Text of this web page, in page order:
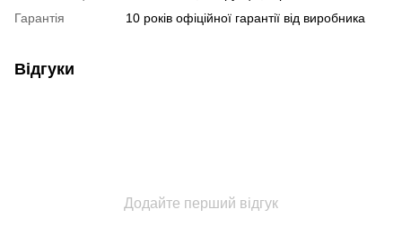
Гарантія
10 років офіційної гарантії від виробника
Відгуки
Додайте перший відгук